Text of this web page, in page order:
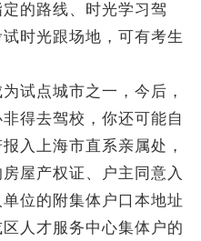
的路线、时光学习驾
时光跟场地，可有考生
点城市之一，今后，
得去驾校，你还可能自
入上海市直系亲属处，
屋产权证、户主同意入
位的附集体户口本地址
人才服务中心集体户的